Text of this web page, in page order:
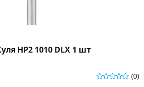
HP2 1010 DLX 1 шт
(0)